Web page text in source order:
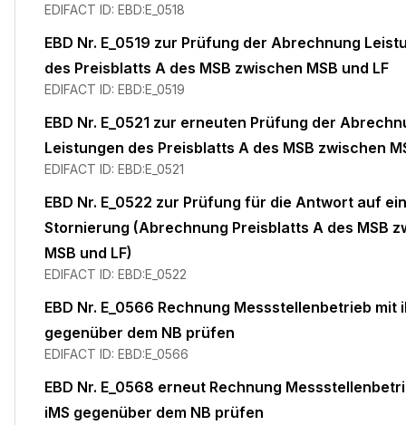
EDIFACT ID: EBD:E_0518
EBD Nr. E_0519 zur Prüfung der Abrechnung
des Preisblatts A des MSB zwischen MSB und LF
EDIFACT ID: EBD:E_0519
EBD Nr. E_0521 zur erneuten Prüfung der
Leistungen des Preisblatts A des MSB zwischen
EDIFACT ID: EBD:E_0521
EBD Nr. E_0522 zur Prüfung für die Antwort auf
Stornierung (Abrechnung Preisblatts A des MSB
MSB und LF)
EDIFACT ID: EBD:E_0522
EBD Nr. E_0566 Rechnung Messstellenbetrieb mit
gegenüber dem NB prüfen
EDIFACT ID: EBD:E_0566
EBD Nr. E_0568 erneut Rechnung
iMS gegenüber dem NB prüfen